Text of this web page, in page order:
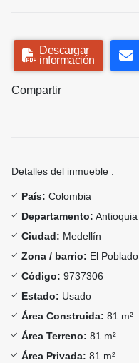
Descargar
información
Compartir
Detalles del inmueble :
País: Colombia
Departamento: Antioquia
Ciudad: Medellín
Zona / barrio: El Poblado
Código: 9737306
Estado: Usado
Área Construida: 81 m²
Área Terreno: 81 m²
Área Privada: 81 m²